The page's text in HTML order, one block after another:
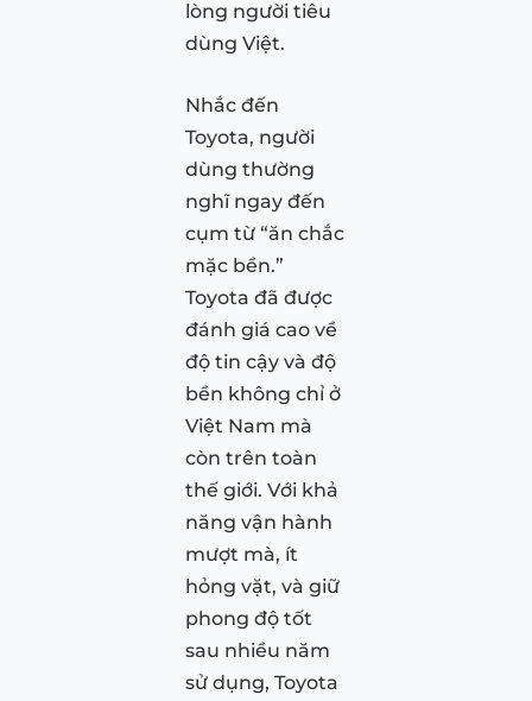
lòng người tiêu
dùng Việt.
Nhắc đến
Toyota, người
dùng thường
nghĩ ngay đến
cụm từ “ăn chắc
mặc bền.”
Toyota đã được
đánh giá cao về
độ tin cậy và độ
bền không chỉ ở
Việt Nam mà
còn trên toàn
thế giới. Với khả
năng vận hành
mượt mà, ít
hỏng vặt, và giữ
phong độ tốt
sau nhiều năm
sử dụng, Toyota